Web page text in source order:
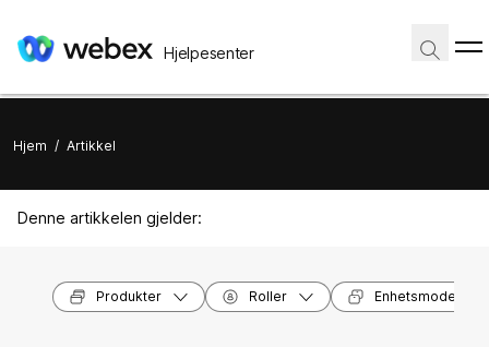
Hjelpesenter
Hjem / Artikkel
Denne artikkelen gjelder:
Produkter Roller Enhetsmodeller